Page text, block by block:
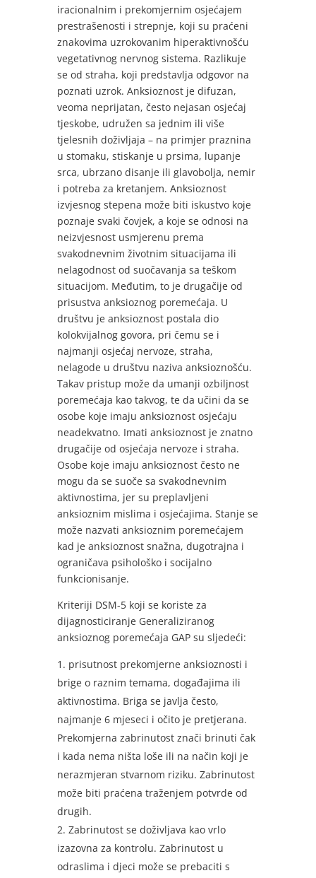
iracionalnim i prekomjernim osjećajem
prestrašenosti i strepnje, koji su praćeni
znakovima uzrokovanim hiperaktivnošću
vegetativnog nervnog sistema. Razlikuje
se od straha, koji predstavlja odgovor na
poznati uzrok. Anksioznost je difuzan,
veoma neprijatan, često nejasan osjećaj
tjeskobe, udružen sa jednim ili više
tjelesnih doživljaja – na primjer praznina
u stomaku, stiskanje u prsima, lupanje
srca, ubrzano disanje ili glavobolja, nemir
i potreba za kretanjem. Anksioznost
izvjesnog stepena može biti iskustvo koje
poznaje svaki čovjek, a koje se odnosi na
neizvjesnost usmjerenu prema
svakodnevnim životnim situacijama ili
nelagodnost od suočavanja sa teškom
situacijom. Međutim, to je drugačije od
prisustva anksioznog poremećaja. U
društvu je anksioznost postala dio
kolokvijalnog govora, pri čemu se i
najmanji osjećaj nervoze, straha,
nelagode u društvu naziva anksioznošću.
Takav pristup može da umanji ozbiljnost
poremećaja kao takvog, te da učini da se
osobe koje imaju anksioznost osjećaju
neadekvatno. Imati anksioznost je znatno
drugačije od osjećaja nervoze i straha.
Osobe koje imaju anksioznost često ne
mogu da se suoče sa svakodnevnim
aktivnostima, jer su preplavljeni
anksioznim mislima i osjećajima. Stanje se
može nazvati anksioznim poremećajem
kad je anksioznost snažna, dugotrajna i
ograničava psihološko i socijalno
funkcionisanje.
Kriteriji DSM-5 koji se koriste za
dijagnosticiranje Generaliziranog
anksioznog poremećaja GAP su sljedeći:
prisutnost prekomjerne anksioznosti i
brige o raznim temama, događajima ili
aktivnostima. Briga se javlja često,
najmanje 6 mjeseci i očito je pretjerana.
Prekomjerna zabrinutost znači brinuti čak
i kada nema ništa loše ili na način koji je
nerazmjeran stvarnom riziku. Zabrinutost
može biti praćena traženjem potvrde od
drugih.
Zabrinutost se doživljava kao vrlo
izazovna za kontrolu. Zabrinutost u
odraslima i djeci može se prebaciti s